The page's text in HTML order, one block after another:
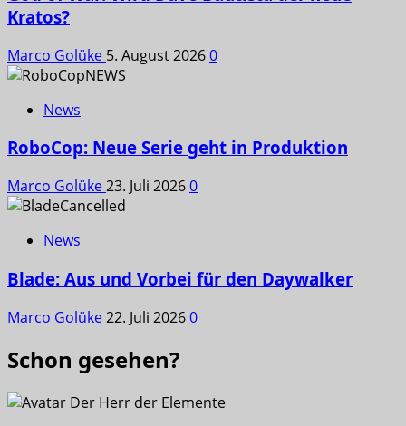
Kratos?
Marco Golüke 5. August 20260
News
RoboCop: Neue Serie geht in Produktion
Marco Golüke23. Juli 20260
News
Blade: Aus und Vorbei für den Daywalker
Marco Golüke22. Juli 20260
Schon gesehen?